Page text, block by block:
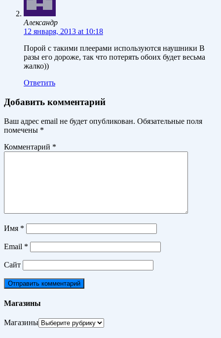
Александр
12 января, 2013 at 10:18
Порой с такими плеерами используются наушники В
разы его дороже, так что потерять обоих будет весьма
жалко))
Ответить
Добавить комментарий
Ваш адрес email не будет опубликован. Обязательные поля
помечены *
Комментарий *
Имя *
Email *
Сайт
Магазины
Магазины